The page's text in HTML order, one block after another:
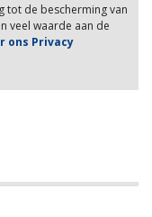
tot de bescherming van
veel waarde aan de
ons Privacy